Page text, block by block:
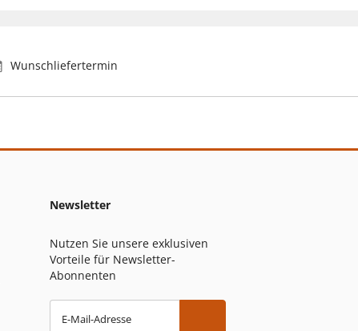
Wunschliefertermin
Newsletter
Nutzen Sie unsere exklusiven
Vorteile für Newsletter-
Abonnenten
E-Mail-Adresse